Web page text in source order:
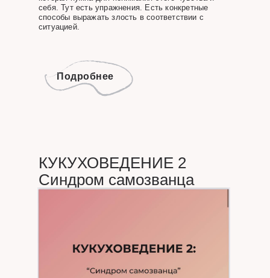
себя. Тут есть упражнения. Есть конкретные
способы выражать злость в соответствии с
ситуацией.
Подробнее
КУКУХОВЕДЕНИЕ 2
Синдром самозванца